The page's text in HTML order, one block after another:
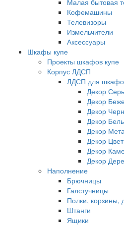
Кофемашины
Телевизоры
Измельчители
Аксессуары
Шкафы купе
Проекты шкафов купе
Корпус ЛДСП
ЛДСП для
Декор
Декор
Декор
Декор
Декор
Декор
Декор
Декор
Наполнение
Брючницы
Галстучницы
Полки, корзины,
Штанги
Ящики